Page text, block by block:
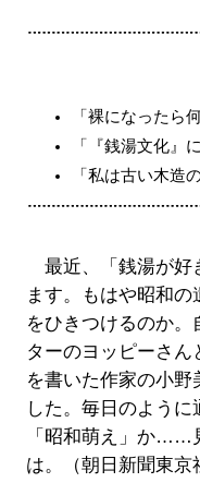
「裸になったら
「『銭湯文化』
「私は古い木造
最近、「銭湯が好
ます。もはや昭和
をひきつけるのか。
ターのヨッピーさ
を書いた作家の小野
した。毎日のよう
「昭和萌え」か……
は。（朝日新聞東京